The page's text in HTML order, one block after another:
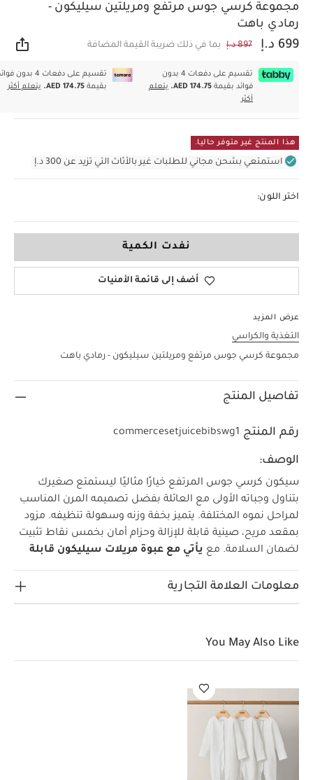
مجموعة كرسي جوس مرتفع ومريلتين سيليكون -
رمادي باهت
699 د.إ 897 د.إ بما في ذلك ضريبة القيمة المضافة
تقسيم على دفعات 4 بدون
فوائد بقيمة AED 174.75.
يتعلم
أكثر
تقسيم على دفعات 4 بدون
بقيمةAED 174.75. يتعلم أكثر
هذا المنتج غير متوفر حاليا.
استمتعي بشحن مجاني للطلبات غير بالأثاث التي تزيد عن 300 د.إ
اختر اللون:
نفدت الكمية
أضف إلى قائمة الأمنيات
عرض المزيد
التغذية والكراسي
مجموعة كرسي جوس مرتفع ومريلتين سيليكون - رمادي باهت
تفاصيل المنتج
رقم المنتج commercesetjuicebibswg1
الوصف:
سيكون كرسي جوس المرتفع خيارًا مثاليًا ليستمتع صغيرك
بتناول وجباته الأولى مع العائلة بفضل تصميمه المرن المناسب
لمراحل نموه المختلفة. يتميز بخفة وزنه وسهولة تنظيفه. مزود
بمقعد مريح، صينية قابلة للإزالة وحزام أمان بخمس نقاط تثبيت
لضمان السلامة. مع يأتي مع عبوة مريلات سيليكون قابلة
الطعام. مصنوعة سيليكون آمن على المواد الغذائية وحاصل على
اعتماد LFGB ويتميز بالمتانة ومقاومة الروائح والطعم. آمنة
قطعتين) - لون محايد منقط
كرسي جوس مرتفع - رمادي باهت:
صُمم كرسي جوس المرتفع ليتناسب مع مراحل نمو طفلك
المختلفة ويمكن تحويله بسهولة إلى كرسي أطفال، مما يجعله
مثاليًا منذ الفطام وحتى مرحلة الطفولة المبكرة. خفيف الوزن
وسهل الحمل مع مقابض مدمجة كما يمتاز بجماليات أنيقة
لتناسب أي منزل. مريح وآمن وسهل التنظيف، مما يجعل أوقات
معلومات العلامة التجارية
You May Also Like